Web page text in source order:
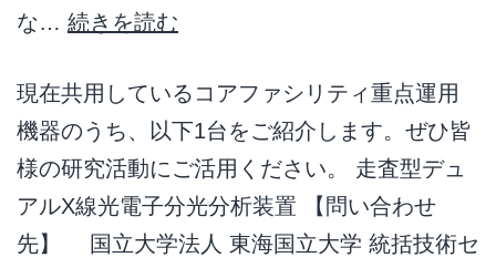
な… 続きを読む
現在共用しているコアファシリティ重点運用
機器のうち、以下1台をご紹介します。ぜひ皆
様の研究活動にご活用ください。 走査型デュ
アルX線光電子分光分析装置 【問い合わせ
先】 国立大学法人 東海国立大学 統括技術セ